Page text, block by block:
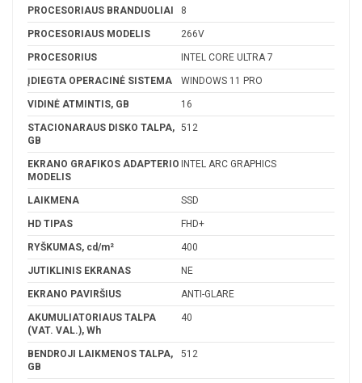
PROCESORIAUS BRANDUOLIAI 8
PROCESORIAUS MODELIS 266V
PROCESORIUS INTEL CORE ULTRA 7
ĮDIEGTA OPERACINĖ SISTEMA WINDOWS 11 PRO
VIDINĖ ATMINTIS, GB 16
STACIONARAUS DISKO TALPA,
GB
512
EKRANO GRAFIKOS ADAPTERIO
MODELIS
INTEL ARC GRAPHICS
LAIKMENA SSD
HD TIPAS FHD+
RYŠKUMAS, cd/m² 400
JUTIKLINIS EKRANAS NE
EKRANO PAVIRŠIUS ANTI-GLARE
AKUMULIATORIAUS TALPA
(VAT. VAL.), Wh
40
BENDROJI LAIKMENOS TALPA,
GB
512